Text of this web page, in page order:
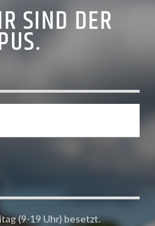
SIND DER
(9-19 Uhr) besetzt.